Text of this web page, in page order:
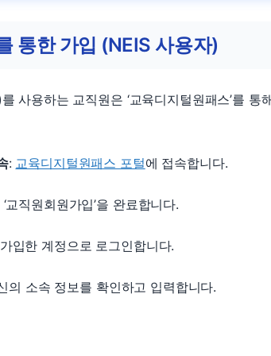
통한 가입 (NEIS 사용자)
사용하는 교직원은 ‘교육디지털원패스’를 통
: 교육디지털원패스 포털에 접속합니다.
교직원회원가입’을 완료합니다.
입한 계정으로 로그인합니다.
의 소속 정보를 확인하고 입력합니다.